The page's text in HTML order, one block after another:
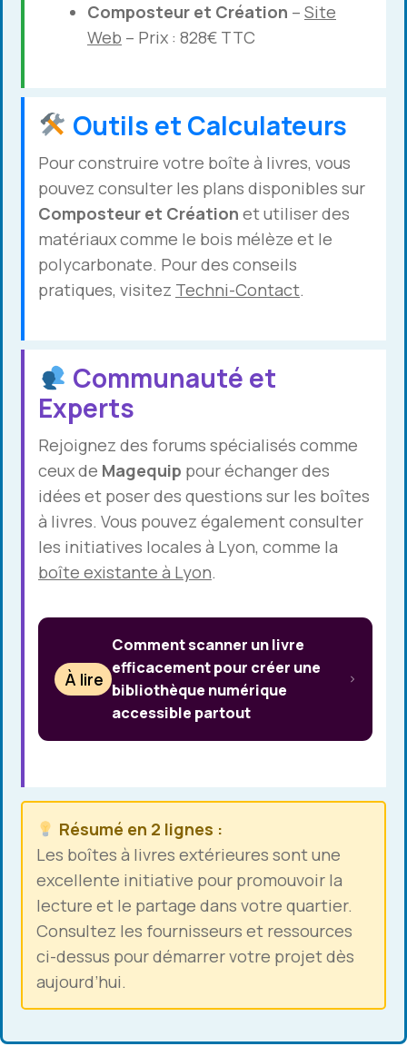
Composteur et Création – Site
Web – Prix : 828€ TTC
Outils et Calculateurs
Pour construire votre boîte à livres, vous
pouvez consulter les plans disponibles sur
Composteur et Création et utiliser des
matériaux comme le bois mélèze et le
polycarbonate. Pour des conseils
pratiques, visitez Techni-Contact.
Communauté et
Experts
Rejoignez des forums spécialisés comme
ceux de Magequip pour échanger des
idées et poser des questions sur les boîtes
à livres. Vous pouvez également consulter
les initiatives locales à Lyon, comme la
boîte existante à Lyon.
À lire
Comment scanner un livre
efficacement pour créer une
bibliothèque numérique
accessible partout
Résumé en 2 lignes :
Les boîtes à livres extérieures sont une
excellente initiative pour promouvoir la
lecture et le partage dans votre quartier.
Consultez les fournisseurs et ressources
ci-dessus pour démarrer votre projet dès
aujourd’hui.